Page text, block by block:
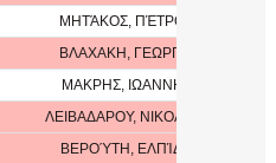
ΜΗΤΆΚΟΣ, ΠΈΤΡΟΣ
ΒΛΑΧΑΚΗ, ΓΕΩΡΓΙΑ
ΜΑΚΡΗΣ, ΙΩΑΝΝΗΣ
ΛΕΙΒΑΔΑΡΟΥ, ΝΙΚΟΛΙΝΑ
ΒΕΡΟΎΤΗ, ΕΛΠΊΔΑ